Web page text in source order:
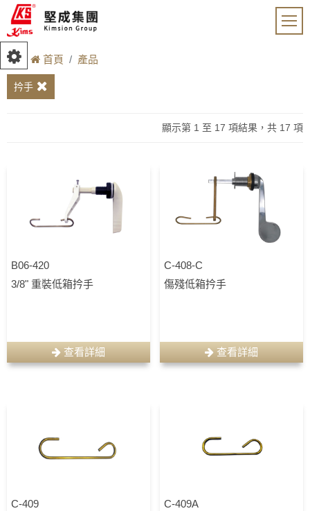
首頁 產品
扲手
顯示第 1 至 17 項結果，共 17 項
B06-420
3/8" 重裝低箱扲手
查看詳細
C-408-C
傷殘低箱扲手
查看詳細
C-409
C-409A